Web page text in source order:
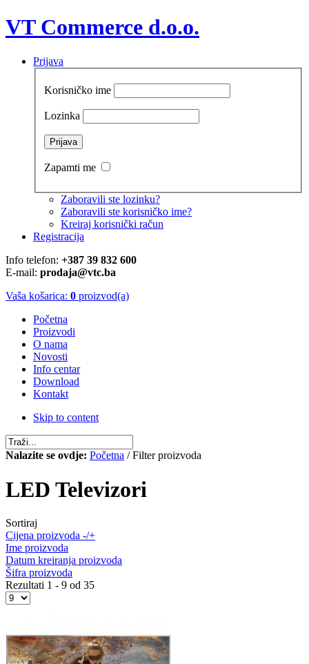
VT Commerce d.o.o.
Prijava
Korisničko ime
Lozinka
Zapamti me
Zaboravili ste lozinku?
Zaboravili ste korisničko ime?
Kreiraj korisnički račun
Registracija
Info telefon: +387 39 832 600
E-mail: prodaja@vtc.ba
Vaša košarica: 0 proizvod(a)
Početna
Proizvodi
O nama
Novosti
Info centar
Download
Kontakt
Skip to content
Nalazite se ovdje: Početna / Filter proizvoda
LED Televizori
Sortiraj
Cijena proizvoda -/+
Ime proizvoda
Datum kreiranja proizvoda
Šifra proizvoda
Rezultati 1 - 9 od 35